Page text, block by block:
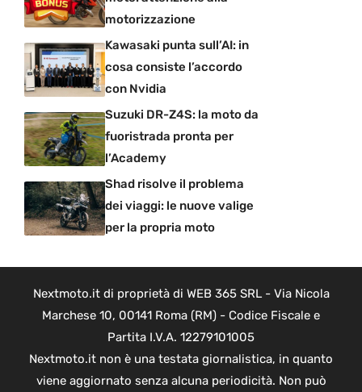
motorizzazione
Kawasaki punta sull’AI: in
cosa consiste l’accordo
con Nvidia
Suzuki DR-Z4S: la moto da
fuoristrada pronta per
l’Academy
Shad risolve il problema
dei viaggi: le nuove valige
per la propria moto
Nextmoto.it di proprietà di WEB 365 SRL - Via Nicola
Marchese 10, 00141 Roma (RM) - Codice Fiscale e
Partita I.V.A. 12279101005
Nextmoto.it non è una testata giornalistica, in quanto
viene aggiornato senza alcuna periodicità. Non può